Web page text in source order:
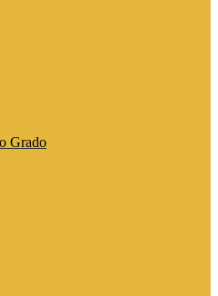
Grado